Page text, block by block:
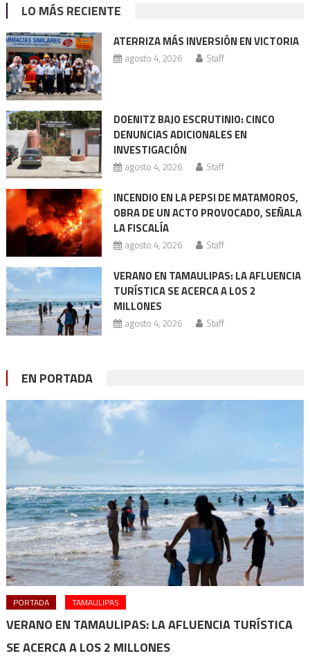
entradas
LO MÁS RECIENTE
ATERRIZA MÁS INVERSIÓN EN VICTORIA
agosto 4, 2026 Staff
DOENITZ BAJO ESCRUTINIO: CINCO
DENUNCIAS ADICIONALES EN
INVESTIGACIÓN
agosto 4, 2026 Staff
INCENDIO EN LA PEPSI DE MATAMOROS,
OBRA DE UN ACTO PROVOCADO, SEÑALA
LA FISCALÍA
agosto 4, 2026 Staff
VERANO EN TAMAULIPAS: LA AFLUENCIA
TURÍSTICA SE ACERCA A LOS 2
MILLONES
agosto 4, 2026 Staff
EN PORTADA
PORTADA TAMAULIPAS
VERANO EN TAMAULIPAS: LA AFLUENCIA TURÍSTICA
SE ACERCA A LOS 2 MILLONES